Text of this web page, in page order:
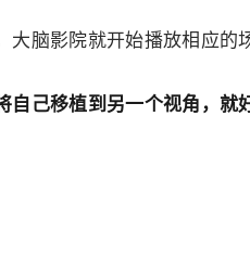
脑影院就开始播放相应的
己移植到另一个视角，就